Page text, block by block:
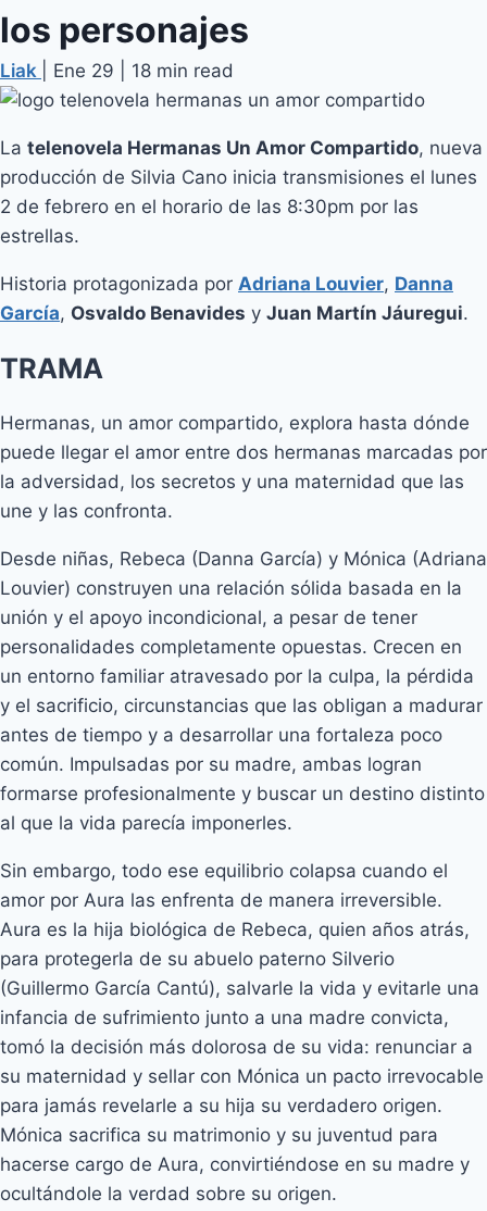
los personajes
Liak Ene 29 18 min read
La telenovela Hermanas Un Amor Compartido, nueva
producción de Silvia Cano inicia transmisiones el lunes
2 de febrero en el horario de las 8:30pm por las
estrellas.
Historia protagonizada por Adriana Louvier, Danna
García, Osvaldo Benavides y Juan Martín Jáuregui.
TRAMA
Hermanas, un amor compartido, explora hasta dónde
puede llegar el amor entre dos hermanas marcadas por
la adversidad, los secretos y una maternidad que las
une y las confronta.
Desde niñas, Rebeca (Danna García) y Mónica (Adriana
Louvier) construyen una relación sólida basada en la
unión y el apoyo incondicional, a pesar de tener
personalidades completamente opuestas. Crecen en
un entorno familiar atravesado por la culpa, la pérdida
y el sacrificio, circunstancias que las obligan a madurar
antes de tiempo y a desarrollar una fortaleza poco
común. Impulsadas por su madre, ambas logran
formarse profesionalmente y buscar un destino distinto
al que la vida parecía imponerles.
Sin embargo, todo ese equilibrio colapsa cuando el
amor por Aura las enfrenta de manera irreversible.
Aura es la hija biológica de Rebeca, quien años atrás,
para protegerla de su abuelo paterno Silverio
(Guillermo García Cantú), salvarle la vida y evitarle una
infancia de sufrimiento junto a una madre convicta,
tomó la decisión más dolorosa de su vida: renunciar a
su maternidad y sellar con Mónica un pacto irrevocable
para jamás revelarle a su hija su verdadero origen.
Mónica sacrifica su matrimonio y su juventud para
hacerse cargo de Aura, convirtiéndose en su madre y
ocultándole la verdad sobre su origen.